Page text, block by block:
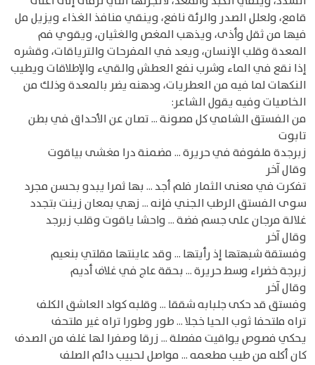
قامع، ولعلل الصدر والرئة نافع، وينقي منافذ الغذاء ويزيل مل
فيها من ثقل وأذى، ويذهب المغص والغثيان، ويقوي فم
المعدة وقلب الإنسان، ويعد في المفرحات والترياقات، وقشره
إذا نقع في الماء وشرب نفع العطش والقيء والإطلاقات ويطيب
النكهات لما فيه من العطريات، ودهنه يضر بالمعدة وذلك من
الخاصيات وفيه يقول الشاعر:
من الفستق الشامي كل مصونة ... تصان عن الأحداق في بطن
تابوت
زبرجدة ملفوفة في حريرة ... مضمنة درا مغشى بياقوت
وقال آخر
تفكرت في معنى الثمار فلم أجد ... بها ثمرا يبدو بحسن مجرد
سوى الفستق الرطب الجني فإنه ... زهي بمعان زينت بتجدد
غلالة مرجان على جسم فضة ... واحشا ياقوت وقلب زبرجد
وقال آخر
وفستقة شبهتها إذ رأيتها ... وقد عاينتها مقلتي بنعيم
زبرجة خضراء وسط حريرة ... بحقة عاج في غلاف أديم
وقال آخر
وفستق قد حكى جلبابه شققا ... وقلبه كواد العاشق الكلف
تراه ملتحفا ثوب الحيا خجلا ... طور وطورا تراه غير ملتحف
يحكي فصوص يواقيت مفصلة ... زرقا وصفرا لها غلف من الصدف
كان أكله من طيب مطعمه ... مواصل لحبيب دائم الصلف